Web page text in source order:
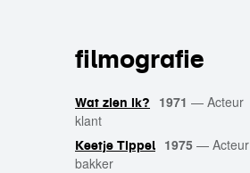
filmografie
Wat zien ik? 1971 — Acteur
klant
Keetje Tippel 1975 — Acteur
bakker